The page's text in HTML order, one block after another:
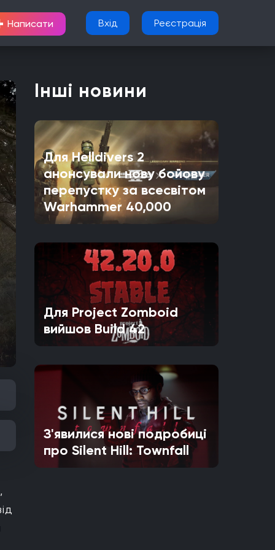
Написати Вхід Реєстрація
Інші новини
Для Helldivers 2
анонсували нову бойову
перепустку за всесвітом
Warhammer 40,000
Для Project Zomboid
вийшов Build 42
З'явилися нові подробиці
про Silent Hill: Townfall